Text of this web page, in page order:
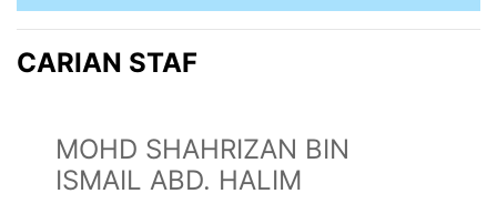
CARIAN STAF
MOHD SHAHRIZAN BIN
ISMAIL ABD. HALIM